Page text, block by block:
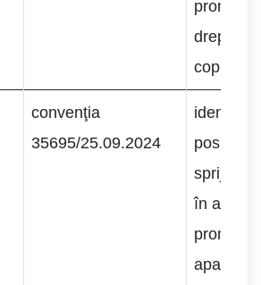
copilului.
convenţia
35695/25.09.2024
sprijin şi
în
aparare